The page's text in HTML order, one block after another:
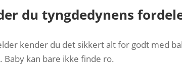
du tyngdedynens
kender du det sikkert alt for godt med
Baby kan bare ikke finde ro.